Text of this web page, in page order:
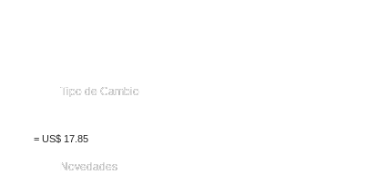
Tipo de Cambio
= US$17.85
Novedades